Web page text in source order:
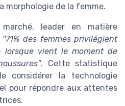
morphologie de la femme.
leader en matière
''71% des femmes privilégient
vient le moment de
. Cette statistique
considérer la technologie
pour répondre aux attentes